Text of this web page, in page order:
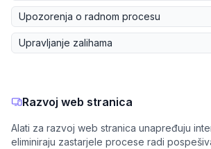
Upozorenja o radnom procesu
Upravljanje zalihama
Razvoj web stranica
Alati za razvoj web stranica unapređuju
eliminiraju zastarjele procese radi